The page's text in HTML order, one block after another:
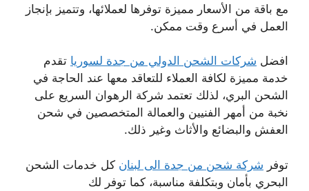
مع باقة من الأسعار مميزة توفرها لعملائها، وتتميز بإنجاز
العمل في أسرع وقت ممكن.
افضل شركات الشحن الدولي من جدة لسوريا تقدم
خدمة مميزة لكافة العملاء للتعاقد معها عند الحاجة في
الشحن البري، لذلك تعتمد شركة الرهوان السريع على
نخبة من أمهر الفنيين والعمالة المتخصصين في شحن
العفش والبضائع والأثاث وغير ذلك.
توفر شركة شحن من جدة الى لبنان كل خدمات الشحن
البحري بأمان وبتكلفة مناسبة، كما توفر لك